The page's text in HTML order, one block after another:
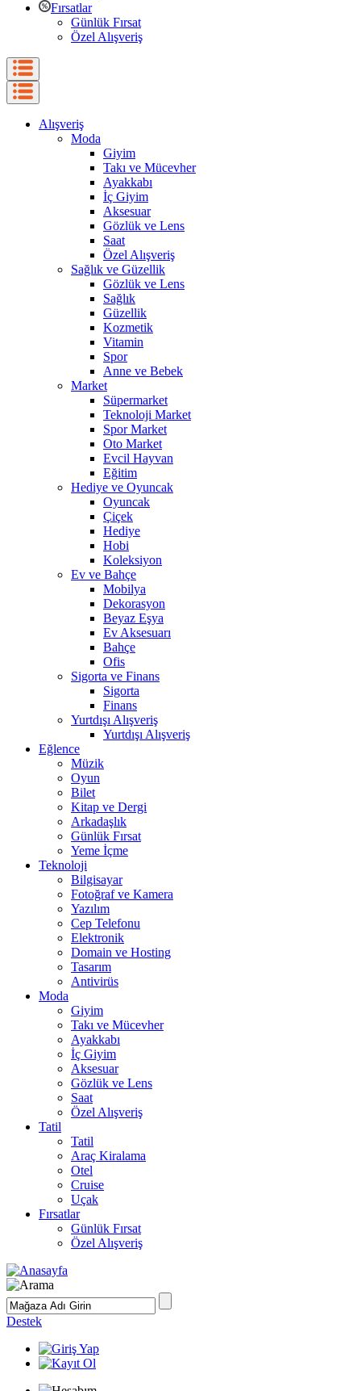
Fırsatlar
Günlük Fırsat
Özel Alışveriş
Alışveriş
Moda
Giyim
Takı ve Mücevher
Ayakkabı
İç Giyim
Aksesuar
Gözlük ve Lens
Saat
Özel Alışveriş
Sağlık ve Güzellik
Gözlük ve Lens
Sağlık
Güzellik
Kozmetik
Vitamin
Spor
Anne ve Bebek
Market
Süpermarket
Teknoloji Market
Spor Market
Oto Market
Evcil Hayvan
Eğitim
Hediye ve Oyuncak
Oyuncak
Çiçek
Hediye
Hobi
Koleksiyon
Ev ve Bahçe
Mobilya
Dekorasyon
Beyaz Eşya
Ev Aksesuarı
Bahçe
Ofis
Sigorta ve Finans
Sigorta
Finans
Yurtdışı Alışveriş
Yurtdışı Alışveriş
Eğlence
Müzik
Oyun
Bilet
Kitap ve Dergi
Arkadaşlık
Günlük Fırsat
Yeme İçme
Teknoloji
Bilgisayar
Fotoğraf ve Kamera
Yazılım
Cep Telefonu
Elektronik
Domain ve Hosting
Tasarım
Antivirüs
Moda
Giyim
Takı ve Mücevher
Ayakkabı
İç Giyim
Aksesuar
Gözlük ve Lens
Saat
Özel Alışveriş
Tatil
Tatil
Araç Kiralama
Otel
Cruise
Uçak
Fırsatlar
Günlük Fırsat
Özel Alışveriş
Destek